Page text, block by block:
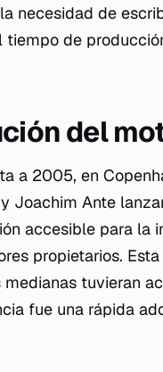
necesidad de
tiempo de
del
a 2005, en
Joachim Ante
accesible para la
propietarios.
tuvieran
fue una rápida